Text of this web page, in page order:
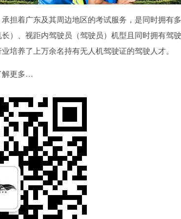
担着广东及其周边地区的考试服务，是同时拥有
）、视距内驾驶员（驾驶员）机型且同时拥有驾驶
培养了上万余名持有无人机驾驶证的驾驶人才。
解更多…